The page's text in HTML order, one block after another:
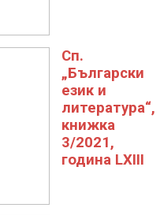
Сп.
„Български
език и
литература“,
книжка
3/2021,
година LXIII